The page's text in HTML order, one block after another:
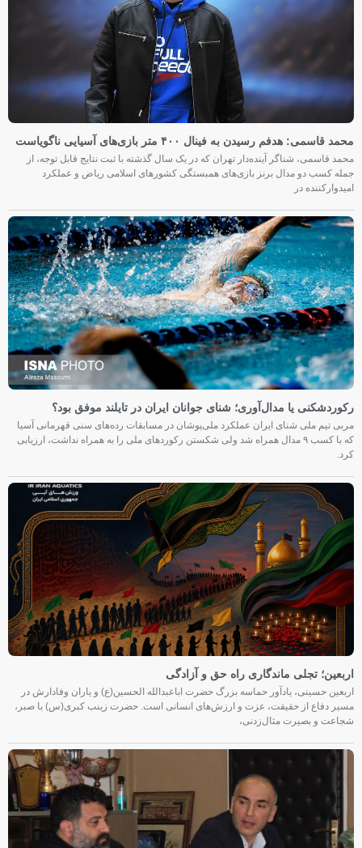
محمد قاسمی: هدفم رسیدن به فینال ۴۰۰ متر بازی‌های آسیایی ناگویاست
محمد قاسمی، شناگر آینده‌دار تهران که در یک سال گذشته با ثبت نتایج قابل توجه، از
جمله کسب دو مدال برنز بازی‌های همبستگی کشورهای اسلامی ریاض و عملکرد
امیدوارکننده در
رکوردشکنی یا مدال‌آوری؛ شنای جوانان ایران در تایلند موفق بود؟
مربی تیم ملی شنای ایران عملکرد ملی‌پوشان در مسابقات رده‌های سنی قهرمانی آسیا
که با کسب ۹ مدال همراه شد ولی شکستن رکوردهای ملی را به همراه نداشت، ارزیابی
کرد.
اربعین؛ تجلی ماندگاری راه حق و آزادگی
اربعین حسینی، یادآور حماسه بزرگ حضرت اباعبدالله الحسین(ع) و یاران وفادارش در
مسیر دفاع از حقیقت، عزت و ارزش‌های انسانی است. حضرت زینب کبری(س) با صبر،
شجاعت و بصیرت مثال‌زدنی،